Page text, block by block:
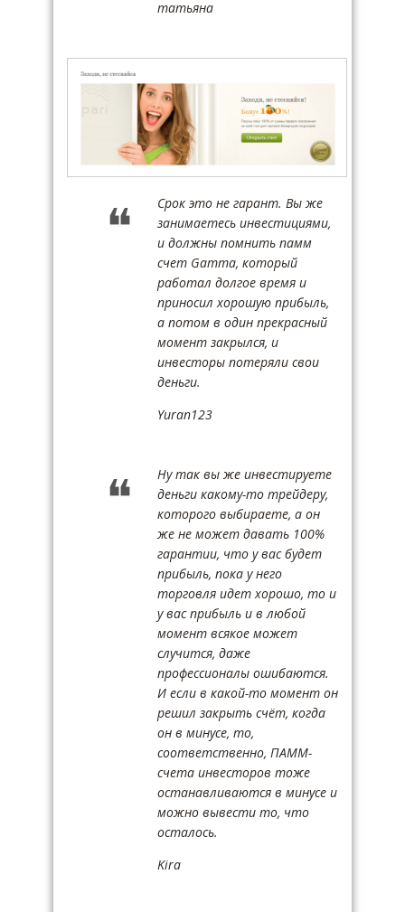
татьяна
Срок это не гарант. Вы же
занимаетесь инвестициями,
и должны помнить памм
счет Gamma, который
работал долгое время и
приносил хорошую прибыль,
а потом в один прекрасный
момент закрылся, и
инвесторы потеряли свои
деньги.
Yuran123
Ну так вы же инвестируете
деньги какому-то трейдеру,
которого выбираете, а он
же не может давать 100%
гарантии, что у вас будет
прибыль, пока у него
торговля идет хорошо, то и
у вас прибыль и в любой
момент всякое может
случится, даже
профессионалы ошибаются.
И если в какой-то момент он
решил закрыть счёт, когда
он в минусе, то,
соответственно, ПАММ-
счета инвесторов тоже
останавливаются в минусе и
можно вывести то, что
осталось.
Kira